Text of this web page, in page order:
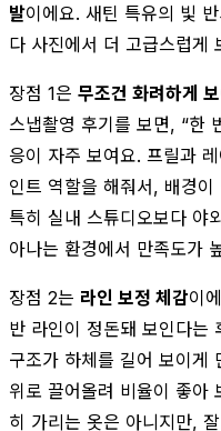
발이에요. 새틴 특유의 빛
다 사진에서 더 고급스럽게
장점 1은 무조건 화려하게
스냅촬영 후기를 보면, “한
응이 자주 보여요. 프릴과
인트 역할을 해줘서, 배경
특히 실내 스튜디오보다 야
아나는 환경에서 만족도가
장점 2는 라인 보정 체감이
반 라인이 정돈돼 보인다는
구조가 하체를 길어 보이게
위로 끌어올려 비율이 좋아
히 가리는 옷은 아니지만,